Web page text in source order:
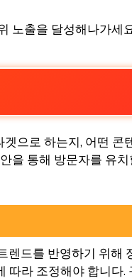
노출을 달성해나가세
으로 하는지, 어떤 콘
을 통해 방문자를 유
렌드를 반영하기 위해
라 조정해야 합니다.